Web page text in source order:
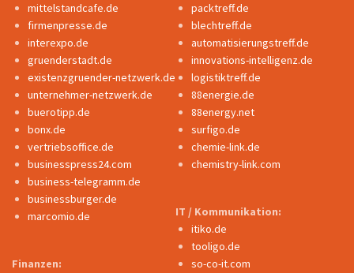
mittelstandcafe.de
firmenpresse.de
interexpo.de
gruenderstadt.de
existenzgruender-netzwerk.de
unternehmer-netzwerk.de
buerotipp.de
bonx.de
vertriebsoffice.de
businesspress24.com
business-telegramm.de
businessburger.de
marcomio.de
Finanzen:
packtreff.de
blechtreff.de
automatisierungstreff.de
innovations-intelligenz.de
logistiktreff.de
88energie.de
88energy.net
surfigo.de
chemie-link.de
chemistry-link.com
IT / Kommunikation:
itiko.de
tooligo.de
so-co-it.com